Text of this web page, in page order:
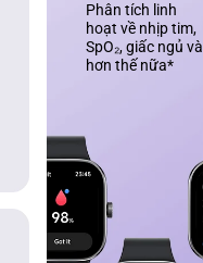
Phân tích linh
hoạt về nhịp tim,
SpO₂, giấc ngủ và
hơn thế nữa*